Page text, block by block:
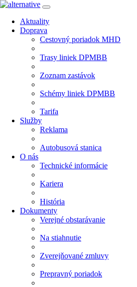
Aktuality
Doprava
Cestovný poriadok MHD
Trasy liniek DPMBB
Zoznam zastávok
Schémy liniek DPMBB
Tarifa
Služby
Reklama
Autobusová stanica
O nás
Technické informácie
Kariera
História
Dokumenty
Verejné obstarávanie
Na stiahnutie
Zverejňované zmluvy
Prepravný poriadok